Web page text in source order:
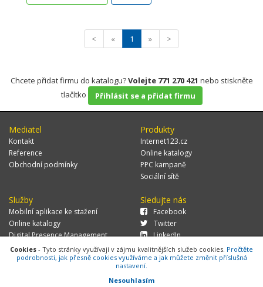
< « 1 » >
Chcete přidat firmu do katalogu?Volejte 771 270 421 nebo stiskněte
tlačítko
Přihlásit se a přidat firmu
Mediatel
Kontakt
Reference
Obchodní podmínky
Produkty
Internet123.cz
Online katalogy
PPC kampaně
Sociální sítě
Služby
Mobilní aplikace ke stažení
Online katalogy
Digital Presence Management
Více zákazníků
Sledujte nás
Facebook
Twitter
LinkedIn
© 2026 MEDIATEL CZ, s.r.o.,Za Potokem 46/4, 106 00 Praha 10, tel.:
Cookies - Tyto stránky využívají v zájmu kvalitnějších služeb cookies. Pročtěte
podrobnosti, jak přesně cookies využíváme a jak můžete změnit příslušná
nastavení.
Nesouhlasím